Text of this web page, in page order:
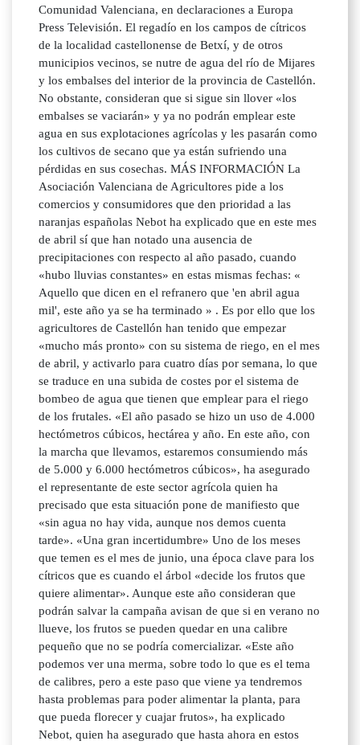
Comunidad Valenciana, en declaraciones a Europa
Press Televisión. El regadío en los campos de cítricos
de la localidad castellonense de Betxí, y de otros
municipios vecinos, se nutre de agua del río de Mijares
y los embalses del interior de la provincia de Castellón.
No obstante, consideran que si sigue sin llover «los
embalses se vaciarán» y ya no podrán emplear este
agua en sus explotaciones agrícolas y les pasarán como
los cultivos de secano que ya están sufriendo una
pérdidas en sus cosechas. MÁS INFORMACIÓN La
Asociación Valenciana de Agricultores pide a los
comercios y consumidores que den prioridad a las
naranjas españolas Nebot ha explicado que en este mes
de abril sí que han notado una ausencia de
precipitaciones con respecto al año pasado, cuando
«hubo lluvias constantes» en estas mismas fechas: «
Aquello que dicen en el refranero que 'en abril agua
mil', este año ya se ha terminado » . Es por ello que los
agricultores de Castellón han tenido que empezar
«mucho más pronto» con su sistema de riego, en el mes
de abril, y activarlo para cuatro días por semana, lo que
se traduce en una subida de costes por el sistema de
bombeo de agua que tienen que emplear para el riego
de los frutales. «El año pasado se hizo un uso de 4.000
hectómetros cúbicos, hectárea y año. En este año, con
la marcha que llevamos, estaremos consumiendo más
de 5.000 y 6.000 hectómetros cúbicos», ha asegurado
el representante de este sector agrícola quien ha
precisado que esta situación pone de manifiesto que
«sin agua no hay vida, aunque nos demos cuenta
tarde». «Una gran incertidumbre» Uno de los meses
que temen es el mes de junio, una época clave para los
cítricos que es cuando el árbol «decide los frutos que
quiere alimentar». Aunque este año consideran que
podrán salvar la campaña avisan de que si en verano no
llueve, los frutos se pueden quedar en una calibre
pequeño que no se podría comercializar. «Este año
podemos ver una merma, sobre todo lo que es el tema
de calibres, pero a este paso que viene ya tendremos
hasta problemas para poder alimentar la planta, para
que pueda florecer y cuajar frutos», ha explicado
Nebot, quien ha asegurado que hasta ahora en estos